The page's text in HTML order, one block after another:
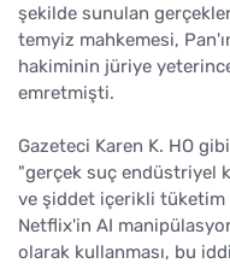
şekilde sunulan
temyiz mahkemesi,
hakiminin jüriye
emretmişti.
Gazeteci Karen K. HO
"gerçek suç endüstriyel
ve şiddet içerikli
Netflix'in AI
olarak kullanması, bu